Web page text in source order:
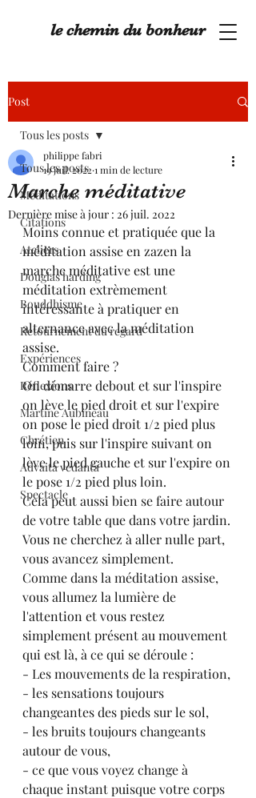
le chemin du bonheur
Post
Tous les posts
Méditations
Citations
Ateliers
Douglas harding
Bouddhisme
Retournement du regard
Expériences
Réflexions
Martine Aubineau
Chrétien
Advaita vedanta
Spectacle
Tous les posts
Marche méditative
philippe fabri
19 juil. 2022 1 min de lecture
Dernière mise à jour : 26 juil. 2022
Moins connue et pratiquée que la
méditation assise en zazen la
marche méditative est une
méditation extrèmement
intéressante à pratiquer en
alternance avec la méditation
assise.
Comment faire ?
On démarre debout et sur l'inspire
on lève le pied droit et sur l'expire
on pose le pied droit 1/2 pied plus
loin, puis sur l'inspire suivant on
lève le pied gauche et sur l'expire on
le pose 1/2 pied plus loin.
Cela peut aussi bien se faire autour
de votre table que dans votre jardin.
Vous ne cherchez à aller nulle part,
vous avancez simplement.
Comme dans la méditation assise,
vous allumez la lumière de
l'attention et vous restez
simplement présent au mouvement
qui est là, à ce qui se déroule :
- Les mouvements de la respiration,
- les sensations toujours
changeantes des pieds sur le sol,
- les bruits toujours changeants
autour de vous,
- ce que vous voyez change à
chaque instant puisque votre corps